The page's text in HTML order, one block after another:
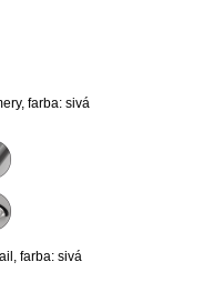
farba: sivá
farba: sivá